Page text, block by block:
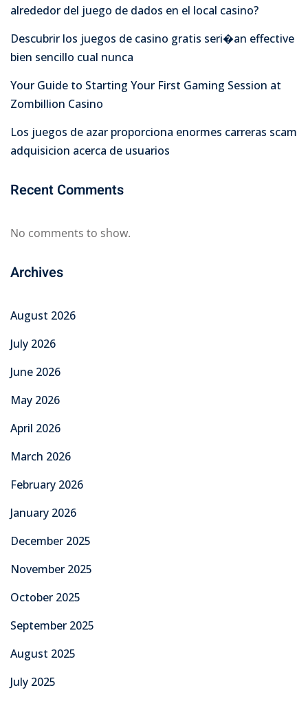
alrededor del juego de dados en el local casino?
Descubrir los juegos de casino gratis seri�an effective
bien sencillo cual nunca
Your Guide to Starting Your First Gaming Session at
Zombillion Casino
Los juegos de azar proporciona enormes carreras scam
adquisicion acerca de usuarios
Recent Comments
No comments to show.
Archives
August 2026
July 2026
June 2026
May 2026
April 2026
March 2026
February 2026
January 2026
December 2025
November 2025
October 2025
September 2025
August 2025
July 2025